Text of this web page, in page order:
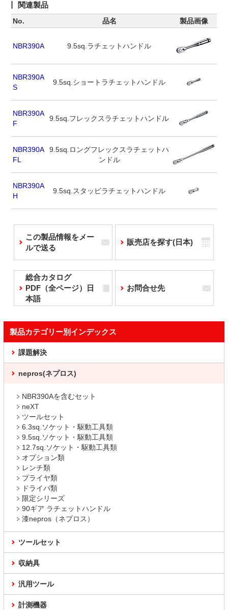
関連製品
No. 品名 製品画像
NBR390A 9.5sq.ラチェットハンドル
NBR390A
S
9.5sq.ショートラチェットハンドル
NBR390A
F
9.5sq.フレックスラチェットハンドル
NBR390A
FL
9.5sq.ロングフレックスラチェットハ
ンドル
NBR390A
H
9.5sq.スタッビラチェットハンドル
この製品情報をメー
ルで送る
販売店を探す(日本)
総合カタログ
PDF（全ページ）日
本語
お問合せ先
製品カテゴリー別インデックス
課題解決
nepros(ネプロス)
NBR390Aを含むセット
neXT
ツールセット
6.3sq.ソケット・駆動工具類
9.5sq.ソケット・駆動工具類
12.7sq.ソケット・駆動工具類
オプション類
レンチ類
プライヤ類
ドライバ類
限定シリーズ
90ギア ラチェットハンドル
漆nepros（ネプロス）
ツールセット
収納具
汎用ツール
計測機器